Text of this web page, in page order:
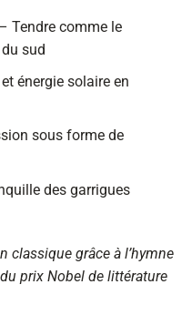
Tendre comme le
sud
énergie solaire en
sous forme de
des garrigues
classique grâce à l’hymne
prix Nobel de littérature